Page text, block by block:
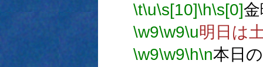
\t\u\s[10]\h\s[0]
\w9\w9\u明日は
\w9\w9\h\n本日